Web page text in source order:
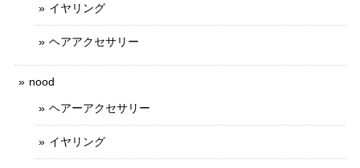
イヤリング
ヘアアクセサリー
nood
ヘアーアクセサリー
イヤリング